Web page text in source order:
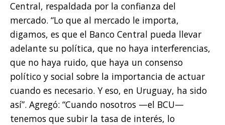
Central, respaldada por la confianza del
mercado. “Lo que al mercado le importa,
digamos, es que el Banco Central pueda llevar
adelante su política, que no haya interferencias,
que no haya ruido, que haya un consenso
político y social sobre la importancia de actuar
cuando es necesario. Y eso, en Uruguay, ha sido
así”. Agregó: “Cuando nosotros —el BCU—
tenemos que subir la tasa de interés, lo